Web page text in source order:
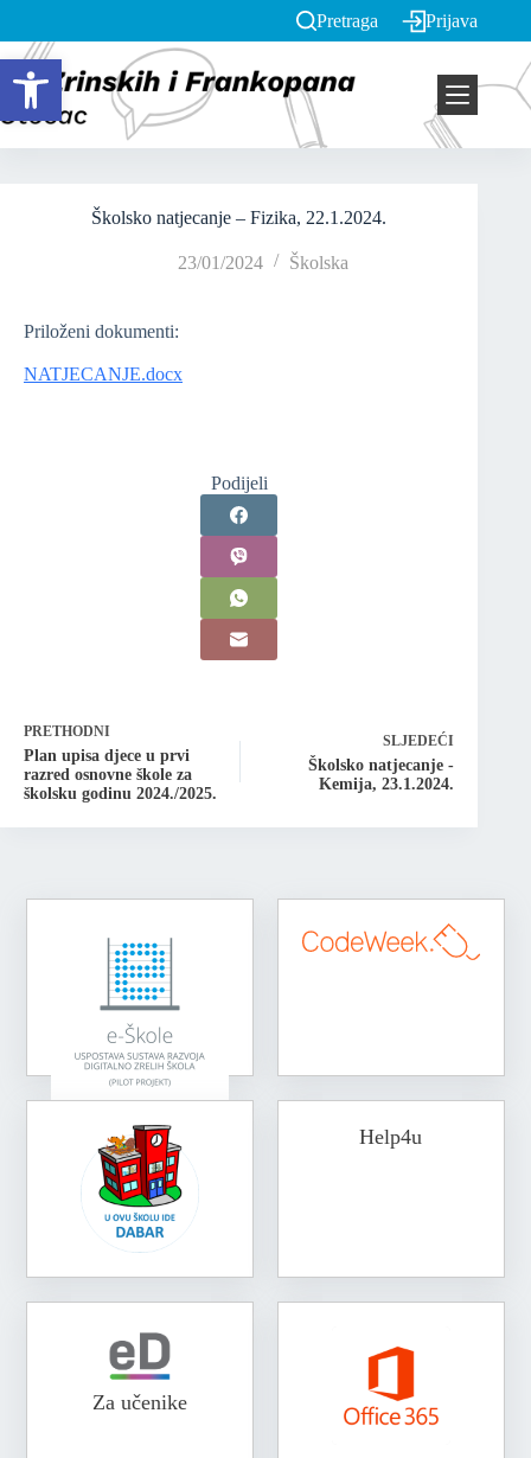
Open toolbar
Pretraga Prijava
Školsko natjecanje – Fizika, 22.1.2024.
23/01/2024 Školska
Priloženi dokumenti:
NATJECANJE.docx
Podijeli
PRETHODNI
Plan upisa djece u prvi
razred osnovne škole za
školsku godinu 2024./2025.
SLJEDEĆI
Školsko natjecanje -
Kemija, 23.1.2024.
Help4u
Za učenike